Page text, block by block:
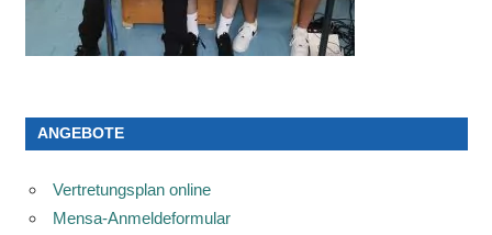
ANGEBOTE
Vertretungsplan online
Mensa-Anmeldeformular